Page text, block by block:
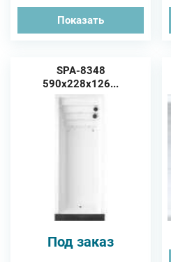
Показать
SPA-8348
590х228х126...
Под заказ